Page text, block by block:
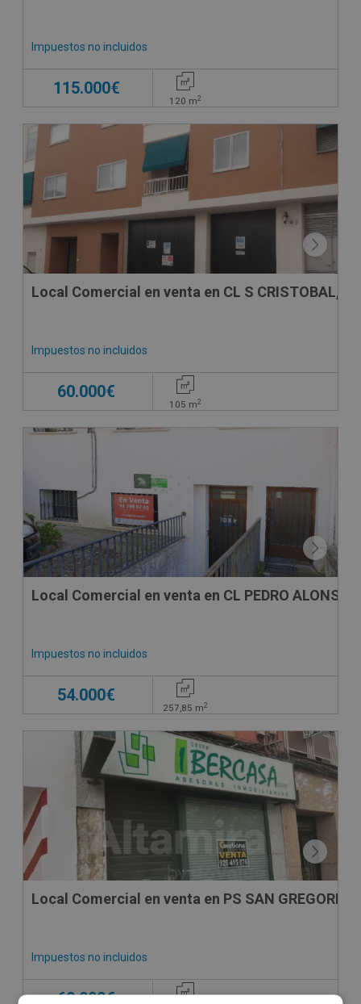
Impuestos no incluidos
115.000€
120 m2
CONDICIONES ESPECIALES
Local Comercial en venta en CL S CRISTOBAL, 6
Impuestos no incluidos
60.000€
105 m2
Local Comercial en venta en CL PEDRO ALONSO
Impuestos no incluidos
54.000€
257,85 m2
Local Comercial en venta en PS SAN GREGORIO ,
Impuestos no incluidos
60.000€